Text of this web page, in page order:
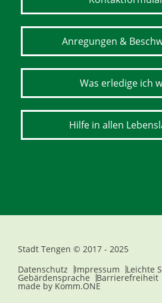
Anregungen &
Was erledige ich
Hilfe in allen
Stadt Tengen © 2017 - 2025
Datenschutz
Impressum Leichte
Gebärdensprache Barrierefreiheit
made by Komm.ONE